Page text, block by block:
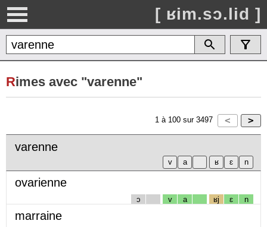
[ ʁim.sɔ.lid ]
Rimes avec "varenne"
1 à 100 sur 3497
varenne
ovarienne
ɔ v a ʁj ɛ n
marraine